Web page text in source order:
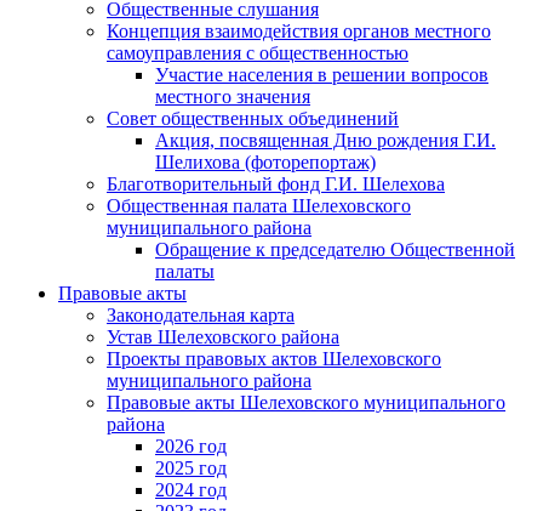
Общественные слушания
Концепция взаимодействия органов местного
самоуправления с общественностью
Участие населения в решении вопросов
местного значения
Совет общественных объединений
Акция, посвященная Дню рождения Г.И.
Шелихова (фоторепортаж)
Благотворительный фонд Г.И. Шелехова
Общественная палата Шелеховского
муниципального района
Обращение к председателю Общественной
палаты
Правовые акты
Законодательная карта
Устав Шелеховского района
Проекты правовых актов Шелеховского
муниципального района
Правовые акты Шелеховского муниципального
района
2026 год
2025 год
2024 год